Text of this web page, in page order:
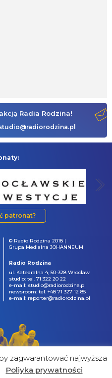
Radia Rodzina!
patronat?
© Radio Rodzina 2018 |
Grupa Medialna JOHANNEUM
Radio Rodzina
ul. Katedralna 4, 50-328 Wrocław
studio: tel. 71 322 20 22
e-mail: studio@radiorodzina.pl
newsroom: tel. +48 71 327 12 85
e-mail: reporter@radiorodzina.pl
zagwarantować najwyższa
Poliyka prywatności